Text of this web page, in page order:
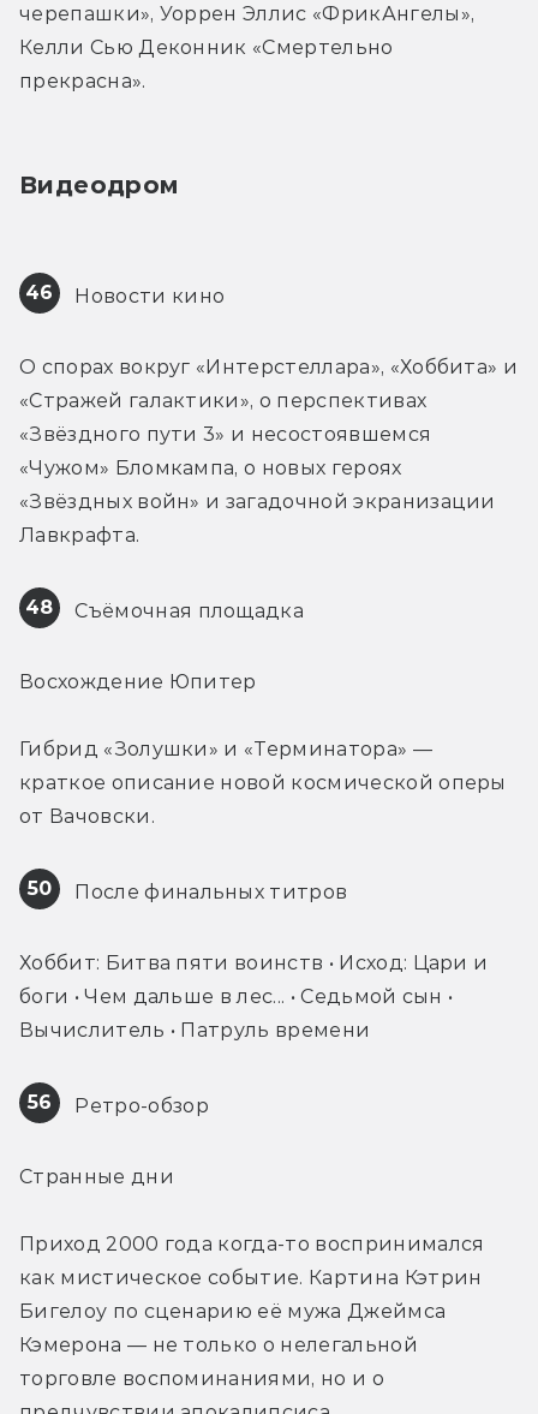
черепашки», Уоррен Эллис «ФрикАнгелы»,
Келли Сью Деконник «Смертельно
прекрасна».
Видеодром
46 Новости кино
О спорах вокруг «Интерстеллара», «Хоббита» и
«Стражей галактики», о перспективах
«Звёздного пути 3» и несостоявшемся
«Чужом» Бломкампа, о новых героях
«Звёздных войн» и загадочной экранизации
Лавкрафта.
48 Съёмочная площадка
Восхождение Юпитер
Гибрид «Золушки» и «Терминатора» —
краткое описание новой космической оперы
от Вачовски.
50 После финальных титров
Хоббит: Битва пяти воинств • Исход: Цари и
боги • Чем дальше в лес... • Седьмой сын •
Вычислитель • Патруль времени
56 Ретро-обзор
Странные дни
Приход 2000 года когда-то воспринимался
как мистическое событие. Картина Кэтрин
Бигелоу по сценарию её мужа Джеймса
Кэмерона — не только о нелегальной
торговле воспоминаниями, но и о